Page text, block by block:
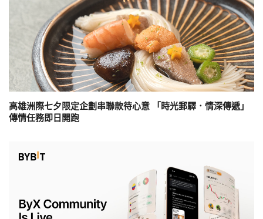
高雄洲際七夕限定企劃串聯款待心意 「時光郵驛．情深傳遞」
傳情任務即日開跑